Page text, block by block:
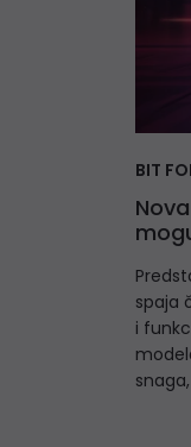
BIT
spaja
i